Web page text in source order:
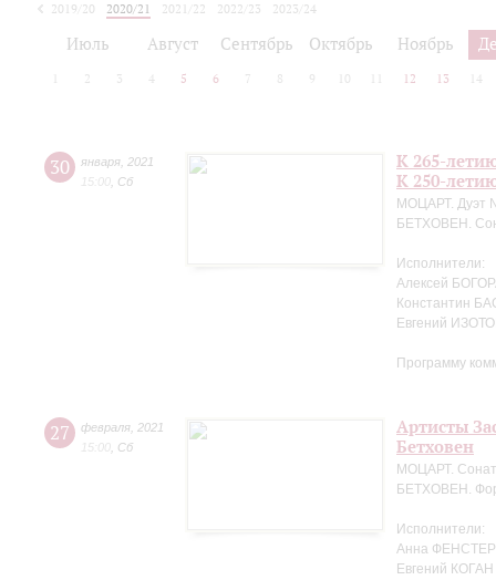
2019/20 2020/21 2021/22 2022/23
2023/24
Июль Август Сентябрь Октябрь Ноябрь
2 3 4 5 6 7 8 9 10 12 13 14
30 января 2021
15:00 Сб
К 265-
К 250-
МОЦАРТ. Дуэт
БЕТХОВЕН.
Исполнители:
Алексей
Константин
Евгений
Программу
27 февраля 2021
15:00 Сб
Артисты
Бетховен
МОЦАРТ.
БЕТХОВЕН.
Исполнители:
Анна ФЕНСТЕР
Евгений